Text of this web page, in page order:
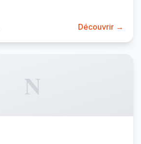
Découvrir →
N